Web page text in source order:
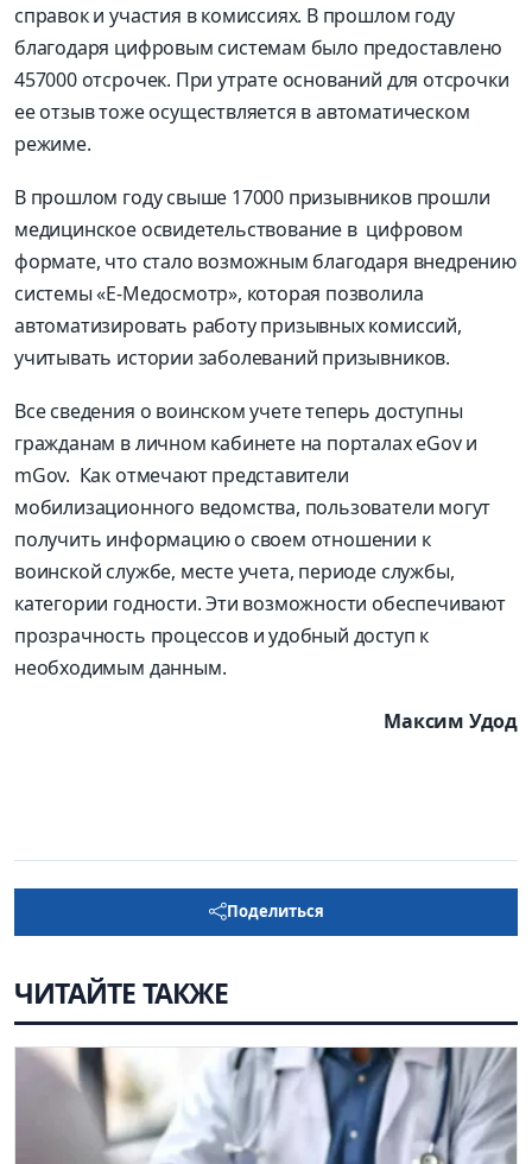
справок и участия в комиссиях. В прошлом году
благодаря цифровым системам было предоставлено
457000 отсрочек. При утрате оснований для отсрочки
ее отзыв тоже осуществляется в автоматическом
режиме.
В прошлом году свыше 17000 призывников прошли
медицинское освидетельствование в цифровом
формате, что стало возможным благодаря внедрению
системы «Е-Медосмотр», которая позволила
автоматизировать работу призывных комиссий,
учитывать истории заболеваний призывников.
Все сведения о воинском учете теперь доступны
гражданам в личном кабинете на порталах eGov и
mGov. Как отмечают представители
мобилизационного ведомства, пользователи могут
получить информацию о своем отношении к
воинской службе, месте учета, периоде службы,
категории годности. Эти возможности обеспечивают
прозрачность процессов и удобный доступ к
необходимым данным.
Максим Удод
Поделиться
ЧИТАЙТЕ ТАКЖЕ